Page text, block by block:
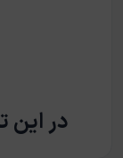
در این